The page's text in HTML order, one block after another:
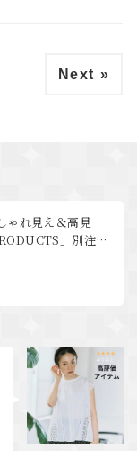
Next »
ゃれ見え＆高見
」別注